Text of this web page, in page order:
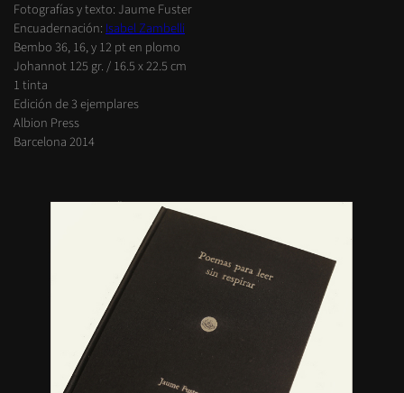
Fotografías y texto: Jaume Fuster
Encuadernación:Isabel Zambelli
Bembo 36, 16, y 12 pt en plomo
Johannot 125 gr. / 16.5 x 22.5 cm
1 tinta
Edición de 3 ejemplares
Albion Press
Barcelona 2014